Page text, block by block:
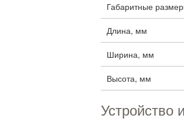
Габаритные
Длина, мм
Ширина, мм
Высота, мм
Устройство